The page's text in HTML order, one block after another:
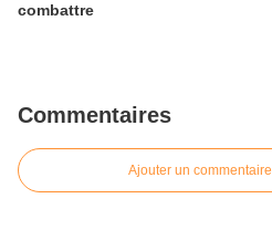
combattre
Commentaires
Ajouter un commentaire